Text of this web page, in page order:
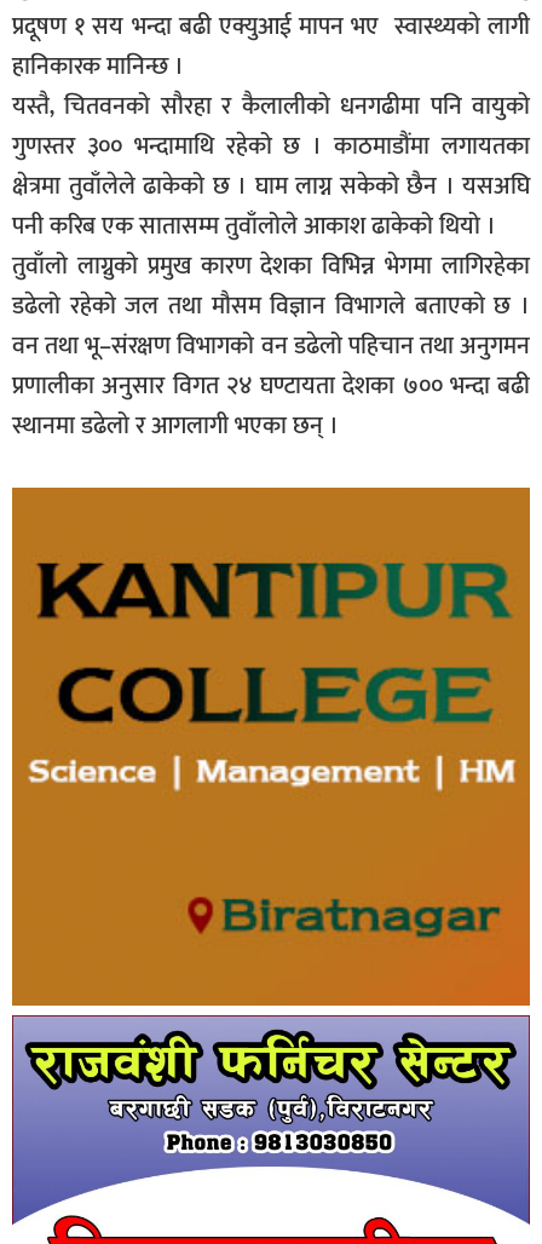
प्रदूषण १ सय भन्दा बढी एक्युआई मापन भए स्वास्थ्यकाे लागी
हानिकारक मानिन्छ ।
यस्तै‚ चितवनको सौरहा र कैलालीको धनगढीमा पनि वायुको
गुणस्तर ३०० भन्दामाथि रहेको छ । काठमाडौंमा लगायतका
क्षेत्रमा तुवाँलेले ढाकेको छ । घाम लाग्न सकेको छैन । यसअघि
पनी करिब एक सातासम्म तुवाँलोले आकाश ढाकेको थियो ।
तुवाँलो लाग्नुको प्रमुख कारण देशका विभिन्न भेगमा लागिरहेका
डढेलो रहेको जल तथा मौसम विज्ञान विभागले बताएको छ ।
वन तथा भू–संरक्षण विभागको वन डढेलो पहिचान तथा अनुगमन
प्रणालीका अनुसार विगत २४ घण्टायता देशका ७०० भन्दा बढी
स्थानमा डढेलो र आगलागी भएका छन् ।